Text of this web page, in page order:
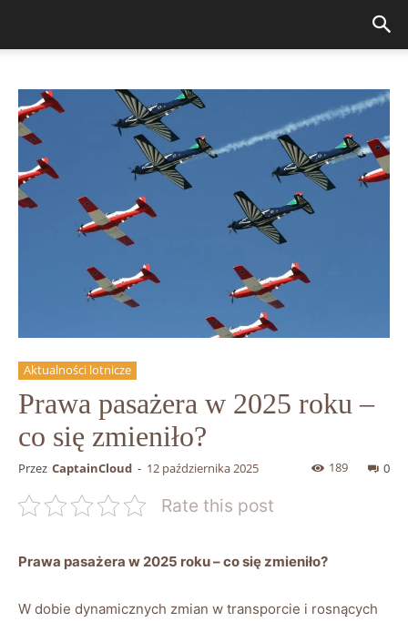
Aktualności lotnicze
Prawa pasażera w 2025 roku –
co się zmieniło?
Przez CaptainCloud - 12 października 2025 0
189
Rate this post
Prawa⁤ pasażera⁤ w 2025 roku ‍– co się zmieniło?
W dobie dynamicznych zmian w transporcie i rosnących